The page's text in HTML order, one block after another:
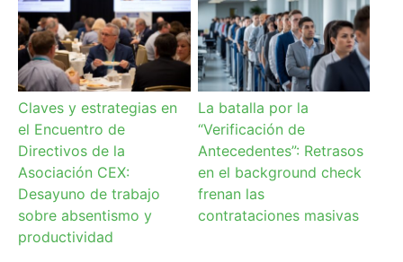
Claves y estrategias en
el Encuentro de
Directivos de la
Asociación CEX:
Desayuno de trabajo
sobre absentismo y
productividad
La batalla por la
“Verificación de
Antecedentes”: Retrasos
en el background check
frenan las
contrataciones masivas